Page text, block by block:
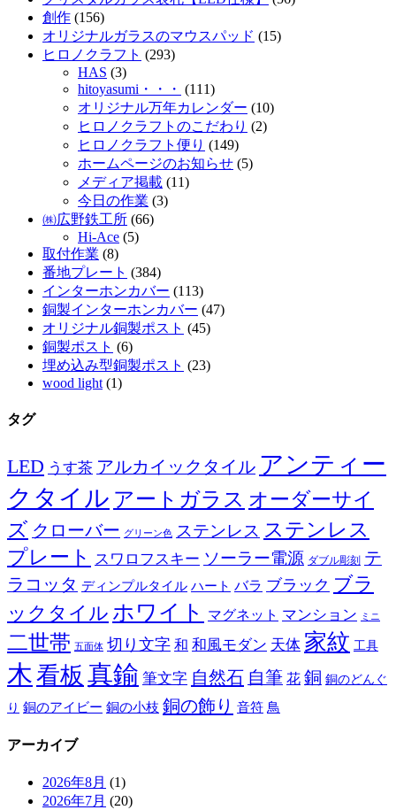
創作 (156)
オリジナルガラスのマウスパッド (15)
ヒロノクラフト (293)
HAS (3)
hitoyasumi・・・ (111)
オリジナル万年カレンダー (10)
ヒロノクラフトのこだわり (2)
ヒロノクラフト便り (149)
ホームページのお知らせ (5)
メディア掲載 (11)
今日の作業 (3)
㈱広野鉄工所 (66)
Hi-Ace (5)
取付作業 (8)
番地プレート (384)
インターホンカバー (113)
銅製インターホンカバー (47)
オリジナル銅製ポスト (45)
銅製ポスト (6)
埋め込み型銅製ポスト (23)
wood light (1)
タグ
LED うす茶 アルカイックタイル アンティー
クタイル アートガラス オーダーサイ
ズ クローバー グリーン色 ステンレス ステンレス
プレート スワロフスキー ソーラー電源 ダブル彫刻 テ
ラコッタ ディンプルタイル ハート バラ ブラック ブラ
ックタイル ホワイト マグネット マンション ミニ
二世帯 五面体 切り文字 和 和風モダン 天体 家紋 工具
木看板 真鍮 筆文字 自然石 自筆 花 銅 銅のどんぐ
り 銅のアイビー 銅の小枝 銅の飾り 音符 鳥
アーカイブ
2026年8月 (1)
2026年7月 (20)